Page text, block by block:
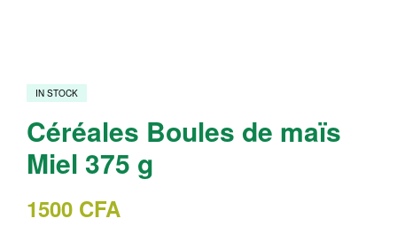
IN STOCK
Céréales Boules de maïs
Miel 375 g
1500 CFA